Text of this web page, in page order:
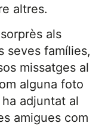
altres.
als
seves famílies,
missatges al
alguna foto
adjuntat al
amigues com